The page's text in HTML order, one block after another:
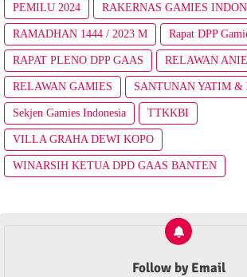
PEMILU 2024 RAKERNAS GAMIES
RAMADHAN 1444 / 2023 M Rapat DPP
RAPAT PLENO DPP GAAS RELAWAN
RELAWAN GAMIES SANTUNAN YATIM &
Sekjen Gamies Indonesia TTKKBI
VILLA GRAHA DEWI KOPO
WINARSIH KETUA DPD GAAS BANTEN
Follow by Email